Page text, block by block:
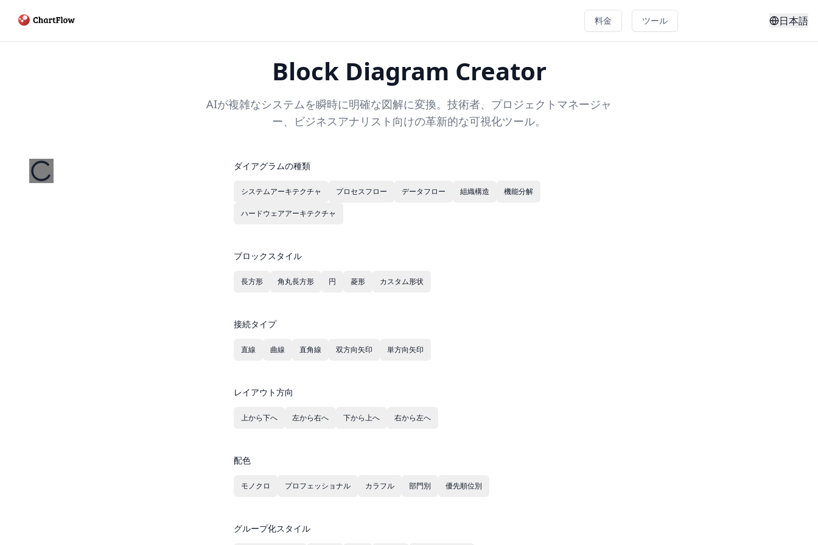
料金 ツール 日本語
Block Diagram Creator
AIが複雑なシステムを瞬時に明確な図解に変換。技術者、プロジェクトマネージャ
ー、ビジネスアナリスト向けの革新的な可視化ツール。
ダイアグラムの種類
システムアーキテクチャ プロセスフロー データフロー 組織構造 機能分解
ハードウェアアーキテクチャ
ブロックスタイル
長方形 角丸長方形 円 菱形 カスタム形状
接続タイプ
直線 曲線 直角線 双方向矢印 単方向矢印
レイアウト方向
上から下へ 左から右へ 下から上へ 右から左へ
配色
モノクロ プロフェッショナル カラフル 部門別 優先順位別
グループ化スタイル